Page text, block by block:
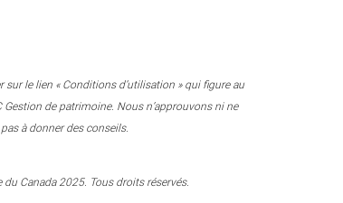
le lien « Conditions d’utilisation » qui figure au
de patrimoine. Nous n’approuvons ni ne
à donner des conseils.
Canada 2025. Tous droits réservés.